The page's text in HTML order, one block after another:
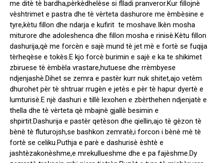
me ditè tè bardha,pèrkèdhelèse si flladi pranveror.Kur fillojnè
vèshtrimet e pastra dhe tè vèrteta dashurore me èmbèsine e
tyre,kètu fillon dhe ndarja e kufirit te moshave.Ikèn mosha
miturore dhe adoleshenca dhe fillon mosha e rinisè.Kètu fillon
dashurija,qè me forcèn e sajè mund tè jet mè e fortè se fuqija
tèrheqèse e tokès.E kjo forcè burimin e sajè e ka te shikimet
zbiruese tè èmbèla vrastare,hutuese dhe rrèmbyese
ndjenjashè.Dihet se zemra e pastèr kurr nuk shitet,ajo vetèm
dhurohet pèr tè shtruar rrugèn e jetès e pèr tè hapur dyertè e
lumturisè.E njè dashuri e tillè lexohen e zbèrthehen ndjenjatè e
thella dhe tè vèrteta qè mbajnè gjallè besimin e
shpirtit.Dashurija e pastèr qetèson dhe qiellin,ajo tè gèzon tè
bènè tè fluturojsh,se bashkon zemratè,i forcon i bènè mè tè
fortè se celiku.Puthja e parè e dashurisè èshtè e
jashtèzakonèshme,e mrekullueshme dhe e pa fajèshme.Dy